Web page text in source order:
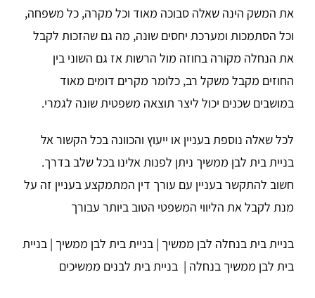
את המשק הינה שאלה סבוכה מאוד וכל מקרה, כל משפחה,
וכל הסתמכות ומערכת יחסים שונה, מה גם שהזכות לקבל
את הנחלה מקורה בחוזה מול הרשות אז גם השוני בין
החוזים מקבל משקל רב, כלומר מקרים דומים מאוד
במושבים שכנים יכול ליצר תוצאה משפטית שונה לגמרי.
לכל שאלה נוספת בעניין או ייעוץ והכוונה בכל הקשור אל
בניית בית לבן ממשיך ניתן לפנות אלינו בכל שלב בדרך.
חשוב להתקשר בעניין עם עורך דין המתמקצע בעניין זה על
מנת לקבל את הליווי המשפטי הטוב ביותר עבורך
בניית בית בנחלה לבן ממשיך | בניית בית לבן ממשיך | בניית
בית לבן ממשיך בנחלה | בניית בית לבנים ממשיכים